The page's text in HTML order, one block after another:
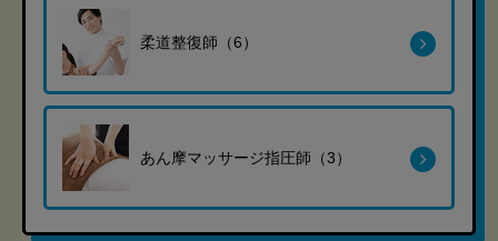
柔道整復師（6）
あん摩マッサージ指圧師（3）